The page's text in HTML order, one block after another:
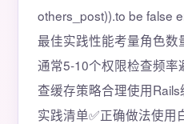
others_post)).to be false
最佳实践性能考量角色
通常5-10个权限检查频
查缓存策略合理使用
实践清单✅正确做法使用